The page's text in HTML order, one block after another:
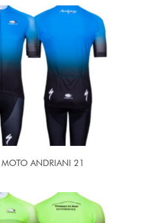
ANDRIANI 21